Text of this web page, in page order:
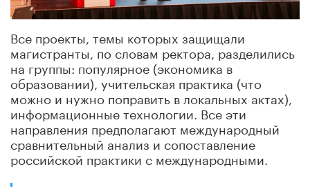
Все проекты, темы которых защищали
магистранты, по словам ректора, разделились
на группы: популярное (экономика в
образовании), учительская практика (что
можно и нужно поправить в локальных актах),
информационные технологии. Все эти
направления предполагают международный
сравнительный анализ и сопоставление
российской практики с международными.